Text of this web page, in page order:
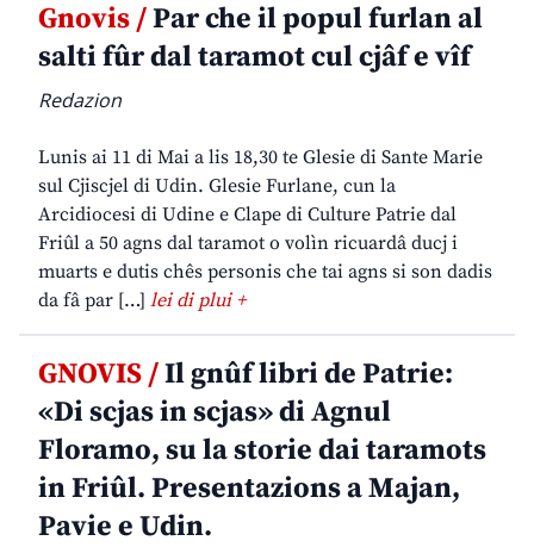
Gnovis /Par che il popul furlan al
salti fûr dal taramot cul cjâf e vîf
Redazion
Lunis ai 11 di Mai a lis 18,30 te Glesie di Sante Marie
sul Cjiscjel di Udin. Glesie Furlane, cun la
Arcidiocesi di Udine e Clape di Culture Patrie dal
Friûl a 50 agns dal taramot o volìn ricuardâ ducj i
muarts e dutis chês personis che tai agns si son dadis
da fâ par […] lei di plui +
GNOVIS /Il gnûf libri de Patrie:
«Di scjas in scjas» di Agnul
Floramo, su la storie dai taramots
in Friûl. Presentazions a Majan,
Pavie e Udin.